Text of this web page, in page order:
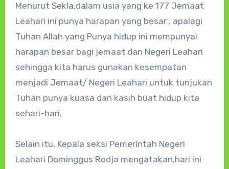
Menurut Sekla,dalam usia yang ke 177 Jemaat
Leahari ini punya harapan yang besar , apalagi
Tuhan Allah yang Punya hidup ini mempunyai
harapan besar bagi jemaat dan Negeri Leahari
sehingga kita harus gunakan kesempatan
menjadi Jemaat/ Negeri Leahari untuk tunjukan
Tuhan punya kuasa dan kasih buat hidup kita
sehari-hari.
Selain itu, Kepala seksi Pemerintah Negeri
Leahari Dominggus Rodja mengatakan,hari ini